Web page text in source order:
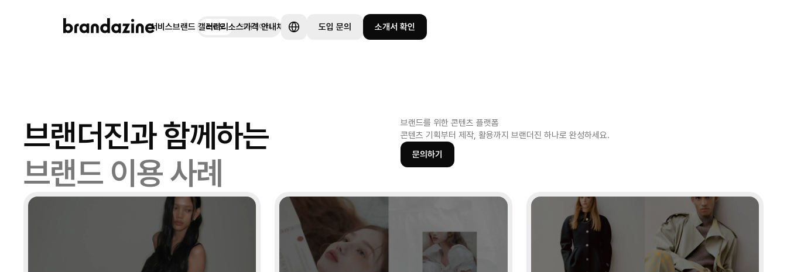
브랜드 크리에이터
서비스브랜드 갤러리리소스가격 안내채용 도입 문의 소개서 확인
브랜더진과 함께하는
브랜드 이용 사례
브랜드를 위한 콘텐츠 플랫폼
콘텐츠 기획부터 제작, 활용까지 브랜더진 하나로 완성하세요.
문의하기